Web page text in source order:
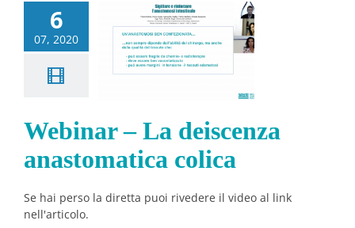
6
07, 2020
– La
NotizieWebinar – La deiscenza
anastomatica colica
Se hai perso la diretta puoi rivedere il video al link
nell'articolo.